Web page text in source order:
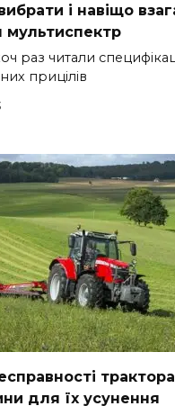
і навіщо
мультиспектр
раз читали
прицілів
для їх усунення